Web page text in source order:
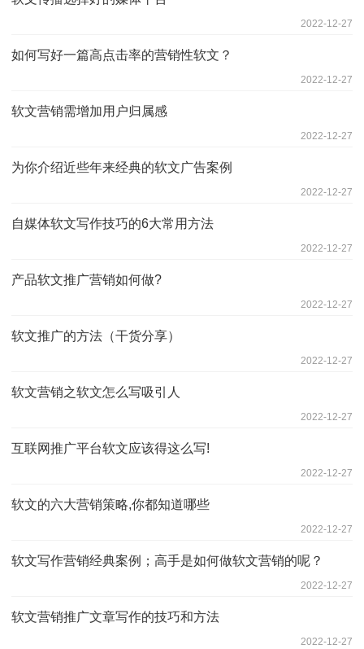
2022-12-27
如何写好一篇高点击率的营销性软文？
2022-12-27
软文营销需增加用户归属感
2022-12-27
为你介绍近些年来经典的软文广告案例
2022-12-27
自媒体软文写作技巧的6大常用方法
2022-12-27
产品软文推广营销如何做?
2022-12-27
软文推广的方法（干货分享）
2022-12-27
​软文营销之软文怎么写吸引人
2022-12-27
互联网推广平台软文应该得这么写!
2022-12-27
软文的六大营销策略,你都知道哪些
2022-12-27
软文写作营销经典案例；高手是如何做软文营销的呢？
2022-12-27
软文营销推广文章写作的技巧和方法
2022-12-27